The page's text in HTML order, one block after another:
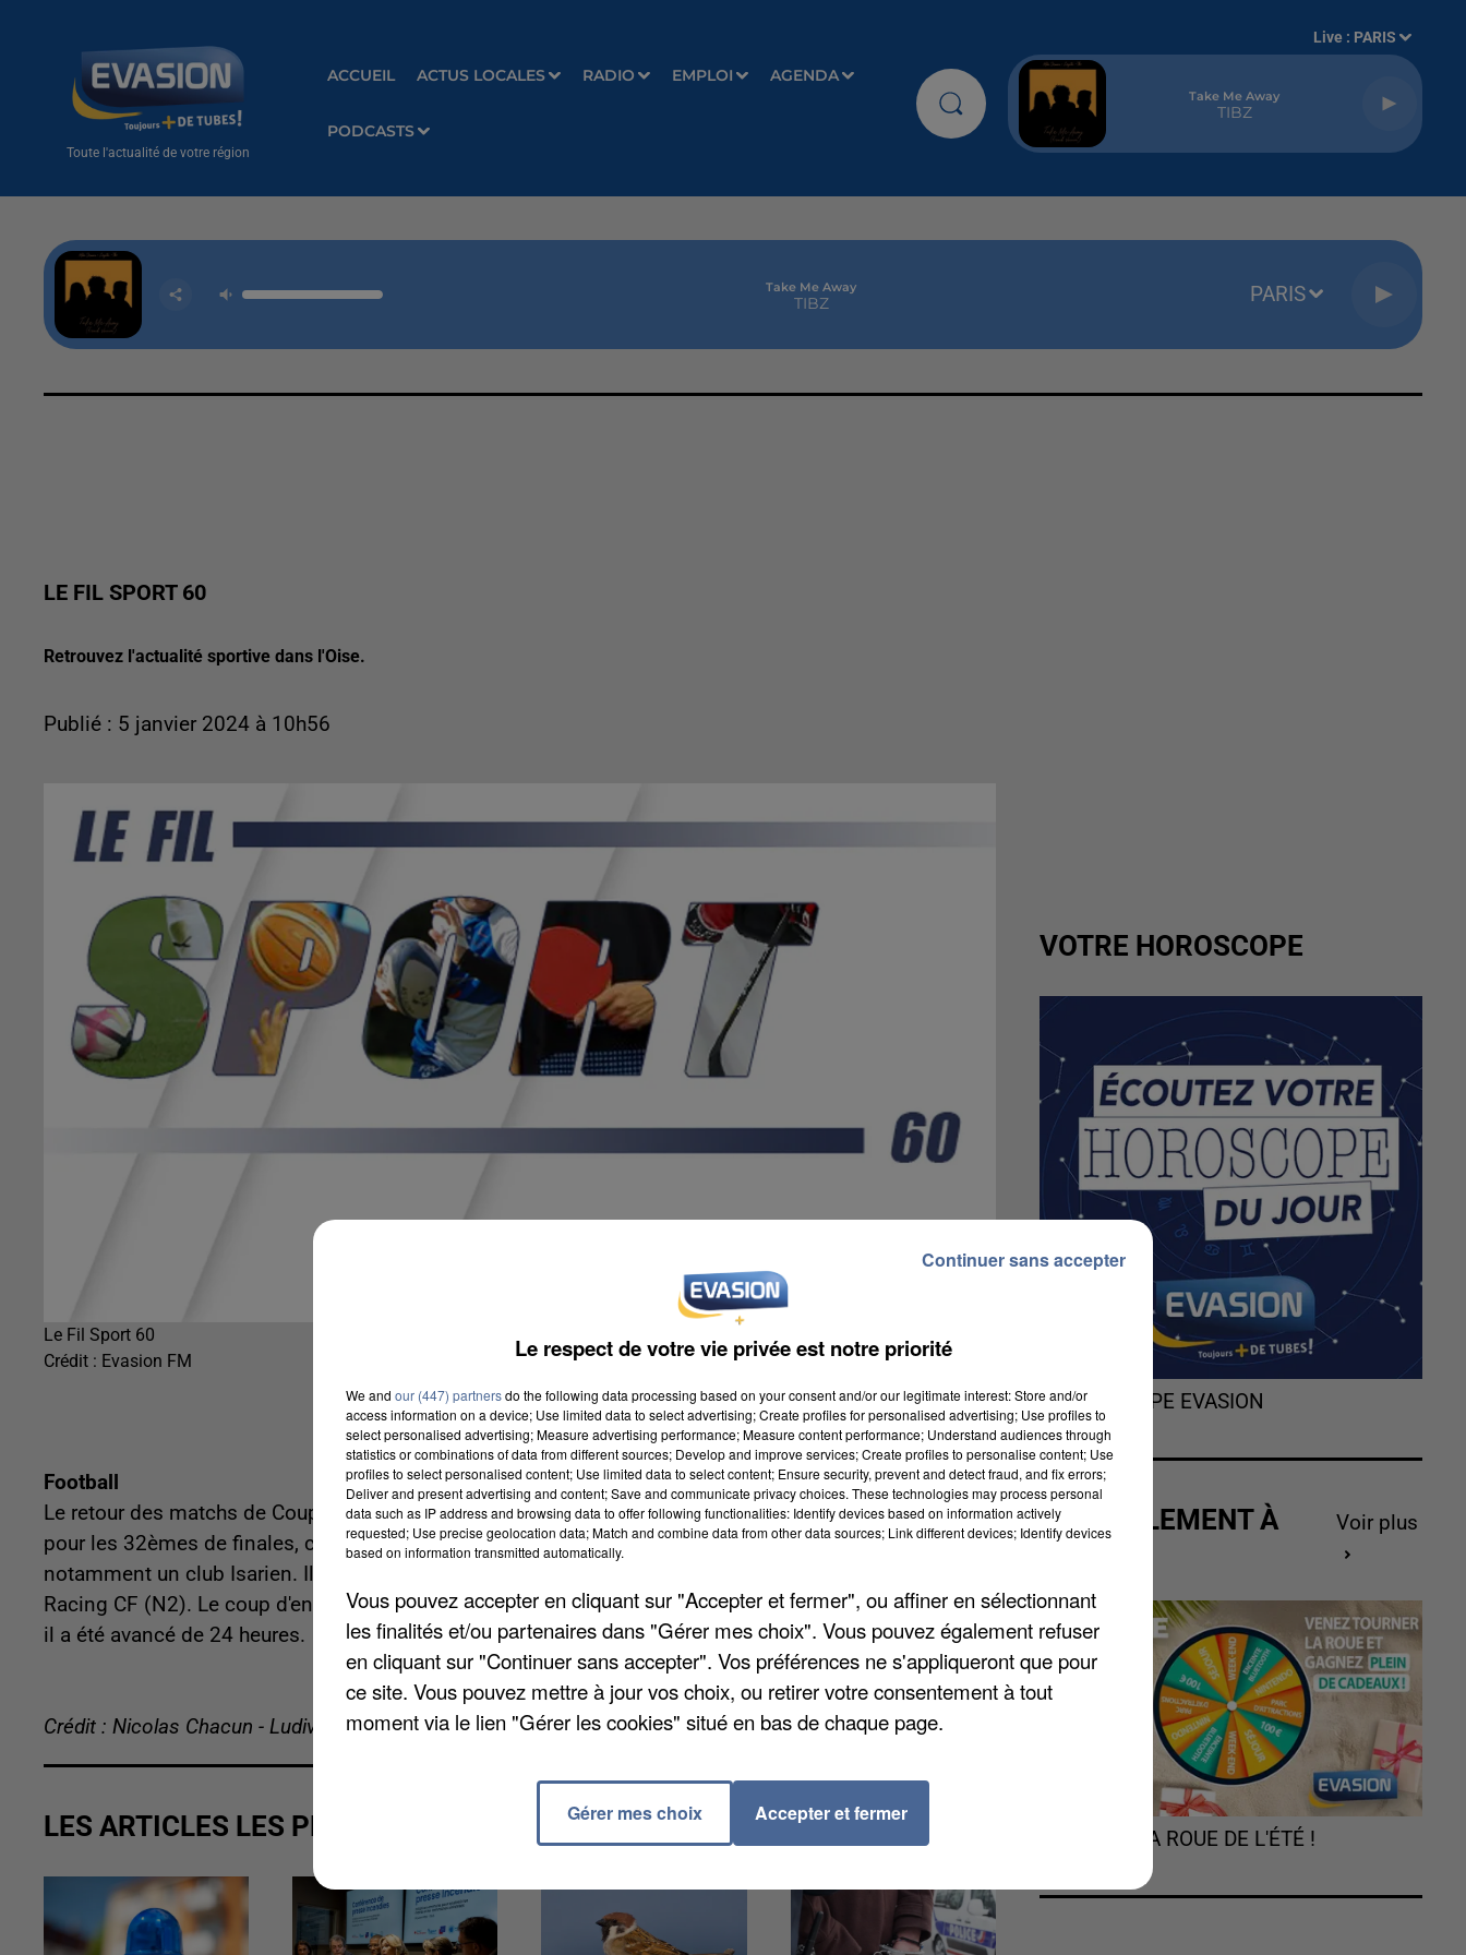
Toute l'actualité de votre région
ACCUEIL ACTUS LOCALES RADIO EMPLOI AGENDA
PODCASTS
Live : PARIS
Take Me Away
TIBZ
Take Me Away
TIBZ PARIS
LE FIL SPORT 60
Retrouvez l'actualité sportive dans l'Oise.
Publié : 5 janvier 2024 à 10h56
Le Fil Sport 60
Crédit : Evasion FM
Football
Le retour des matchs de Coupe de France, c'est ce vendredi soir. Après une pause hivernale, les matchs
pour les 32èmes de finales, ce week-end. Certains clubs retournent dès ce soir sur le terrain et
notamment un club Isarien. Il s'agit du FC Chambly (N2) qui affrontera à domicile les franciliens du
Racing CF (N2). Le coup d'envoi est donné à 18 heures. Initialement, le match était prévu samedi, mais
il a été avancé de 24 heures.
Crédit : Nicolas Chacun - Ludivine Maurice
LES ARTICLES LES PLUS VUS
VOTRE HOROSCOPE
L'HOROSCOPE EVASION
ACTUELLEMENT À
GAGNER
Voir plus
TOURNEZ LA ROUE DE L'ÉTÉ !
Le respect de votre vie privée est notre priorité
We and our (447) partnersdo the following data processing based on your consent and/or our legitimate interest: Store and/or
access information on a device; Use limited data to select advertising; Create profiles for personalised advertising; Use profiles to
select personalised advertising; Measure advertising performance; Measure content performance; Understand audiences through
statistics or combinations of data from different sources; Develop and improve services; Create profiles to personalise content; Use
profiles to select personalised content; Use limited data to select content; Ensure security, prevent and detect fraud, and fix errors;
Deliver and present advertising and content; Save and communicate privacy choices. These technologies may process personal
data such as IP address and browsing data to offer following functionalities: Identify devices based on information actively
requested; Use precise geolocation data; Match and combine data from other data sources; Link different devices; Identify devices
based on information transmitted automatically.
Vous pouvez accepter en cliquant sur "Accepter et fermer", ou affiner en sélectionnant
les finalités et/ou partenaires dans "Gérer mes choix". Vous pouvez également refuser
en cliquant sur "Continuer sans accepter". Vos préférences ne s'appliqueront que pour
ce site. Vous pouvez mettre à jour vos choix, ou retirer votre consentement à tout
moment via le lien "Gérer les cookies" situé en bas de chaque page.
Gérer mes choix Accepter et fermer
Continuer sans accepter